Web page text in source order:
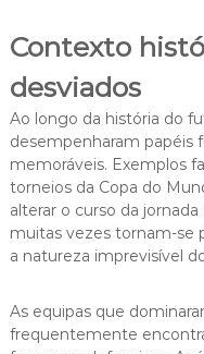
Contexto
desviados
Ao longo da história do
desempenharam
memoráveis. Exemplos
torneios da Copa do
alterar o curso da
muitas vezes tornam-se
a natureza imprevisível
As equipas que
frequentemente